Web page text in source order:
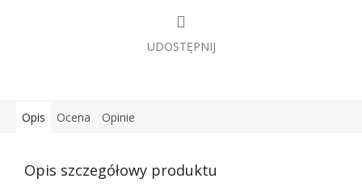
UDOSTĘPNIJ
Opis Ocena Opinie
Opis szczegółowy produktu